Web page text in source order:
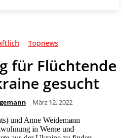
Topnews
für Flüchtende
gesucht
März 12, 2022